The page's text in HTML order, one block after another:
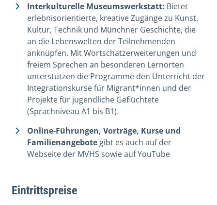
Interkulturelle Museumswerkstatt: Bietet
erlebnisorientierte, kreative Zugänge zu Kunst,
Kultur, Technik und Münchner Geschichte, die
an die Lebenswelten der Teilnehmenden
anknüpfen. Mit Wortschatzerweiterungen und
freiem Sprechen an besonderen Lernorten
unterstützen die Programme den Unterricht der
Integrationskurse für Migrant*innen und der
Projekte für jugendliche Geflüchtete
(Sprachniveau A1 bis B1).
Online-Führungen, Vorträge, Kurse und
Familienangebote gibt es auch auf der
Webseite der MVHS sowie auf YouTube
Eintrittspreise